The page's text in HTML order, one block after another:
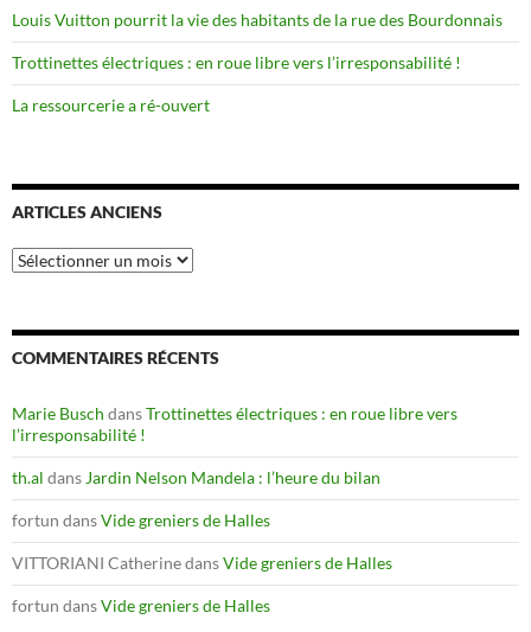
Louis Vuitton pourrit la vie des habitants de la rue des Bourdonnais
Trottinettes électriques : en roue libre vers l’irresponsabilité !
La ressourcerie a ré-ouvert
ARTICLES ANCIENS
Articles
anciens
COMMENTAIRES RÉCENTS
Marie Busch dansTrottinettes électriques : en roue libre vers
l’irresponsabilité !
th.al dans Jardin Nelson Mandela : l’heure du bilan
fortun dansVide greniers de Halles
VITTORIANI CatherinedansVide greniers de Halles
fortun dansVide greniers de Halles